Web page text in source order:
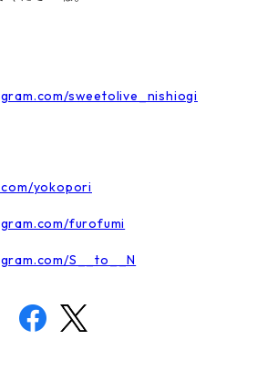
sweetolive_nishiogi
yokopori
furofumi
S__to__N